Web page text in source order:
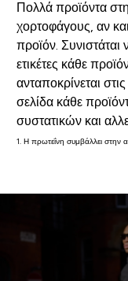
Πολλά προϊόντα
χορτοφάγους, αν
προϊόν. Συνιστάται
ετικέτες κάθε
ανταποκρίνεται
σελίδα κάθε
συστατικών και
1. Η πρωτεΐνη συμβάλλει στην